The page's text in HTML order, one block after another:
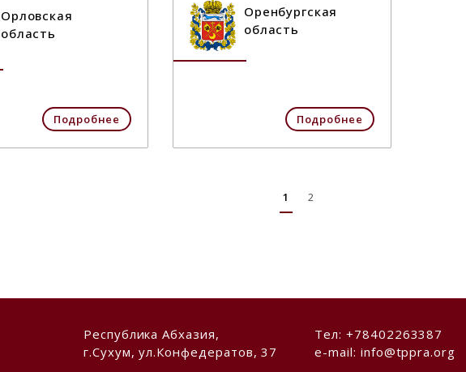
Орловская
область
Подробнее
Оренбургская
область
Подробнее
1 2
Республика Абхазия,
г.Сухум, ул.Конфедератов, 37
Тел: +78402263387
e-mail: info@tppra.org